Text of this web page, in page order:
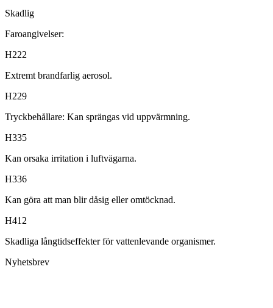
Skadlig
Faroangivelser:
H222
Extremt brandfarlig aerosol.
H229
Tryckbehållare: Kan sprängas vid uppvärmning.
H335
Kan orsaka irritation i luftvägarna.
H336
Kan göra att man blir dåsig eller omtöcknad.
H412
Skadliga långtidseffekter för vattenlevande organismer.
Nyhetsbrev